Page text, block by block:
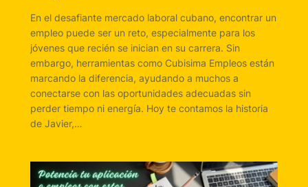
En el desafiante mercado laboral cubano, encontrar un
empleo puede ser un reto, especialmente para los
jóvenes que recién se inician en su carrera. Sin
embargo, herramientas como Cubisima Empleos están
marcando la diferencia, ayudando a muchos a
conectarse con las oportunidades adecuadas sin
perder tiempo ni energía. Hoy te contamos la historia
de Javier,…